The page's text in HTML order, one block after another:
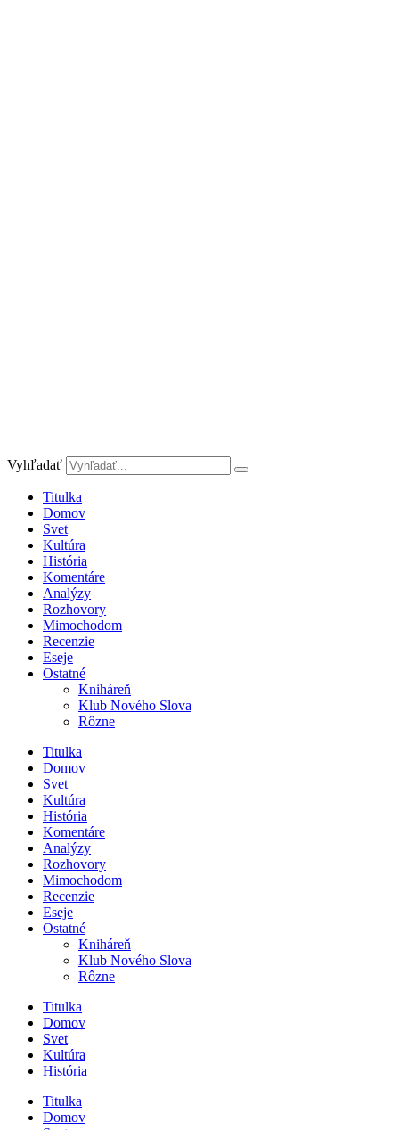
Vyhľadať
Titulka
Domov
Svet
Kultúra
História
Komentáre
Analýzy
Rozhovory
Mimochodom
Recenzie
Eseje
Ostatné
Kniháreň
Klub Nového Slova
Rôzne
Titulka
Domov
Svet
Kultúra
História
Komentáre
Analýzy
Rozhovory
Mimochodom
Recenzie
Eseje
Ostatné
Kniháreň
Klub Nového Slova
Rôzne
Titulka
Domov
Svet
Kultúra
História
Titulka
Domov